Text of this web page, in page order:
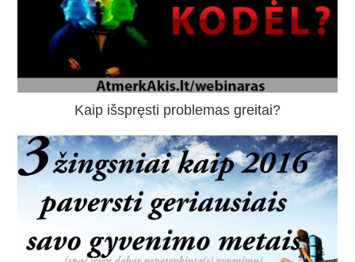
Kaip išspręsti problemas greitai?